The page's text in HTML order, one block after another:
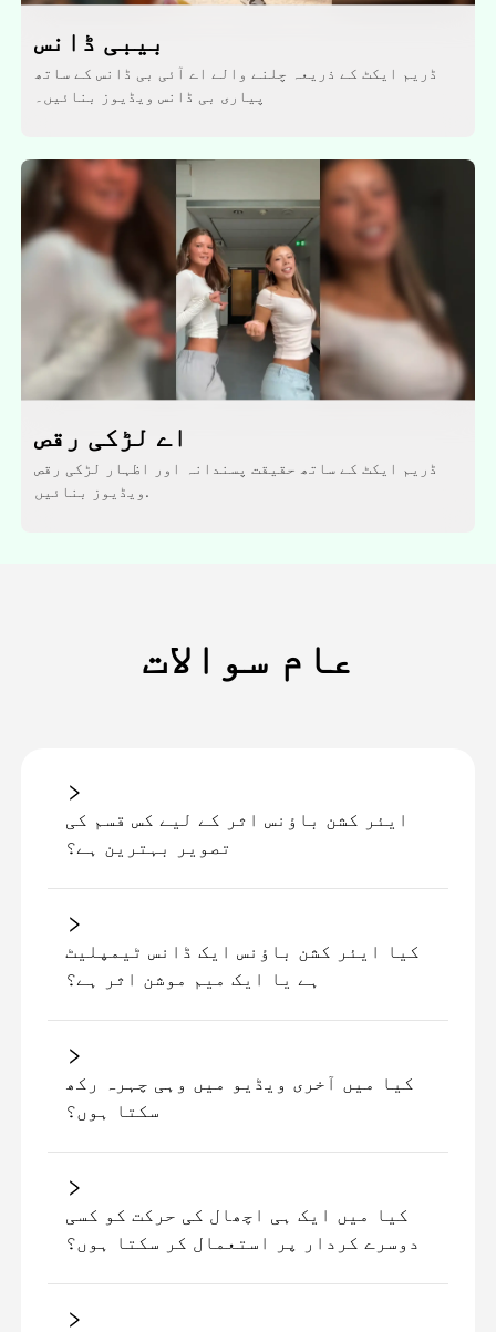
بیبی ڈانس
ڈریم ایکٹ کے ذریعہ چلنے والے اے آئی بی ڈانس کے ساتھ
پیاری بی ڈانس ویڈیوز بنائیں۔
اے لڑکی رقص
ڈریم ایکٹ کے ساتھ حقیقت پسندانہ اور اظہار لڑکی رقص
ویڈیوز بنائیں.
عام سوالات
ایئر کشن باؤنس اثر کے لیے کس قسم کی
تصویر بہترین ہے؟
کیا ایئر کشن باؤنس ایک ڈانس ٹیمپلیٹ
ہے یا ایک میم موشن اثر ہے؟
کیا میں آخری ویڈیو میں وہی چہرہ رکھ
سکتا ہوں؟
کیا میں ایک ہی اچھال کی حرکت کو کسی
دوسرے کردار پر استعمال کر سکتا ہوں؟